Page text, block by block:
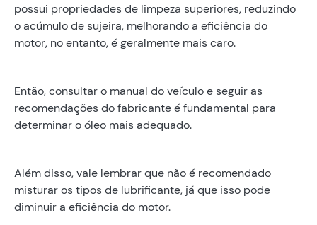
possui propriedades de limpeza superiores, reduzindo
o acúmulo de sujeira, melhorando a eficiência do
motor, no entanto, é geralmente mais caro.
Então, consultar o manual do veículo e seguir as
recomendações do fabricante é fundamental para
determinar o óleo mais adequado.
Além disso, vale lembrar que não é recomendado
misturar os tipos de lubrificante, já que isso pode
diminuir a eficiência do motor.